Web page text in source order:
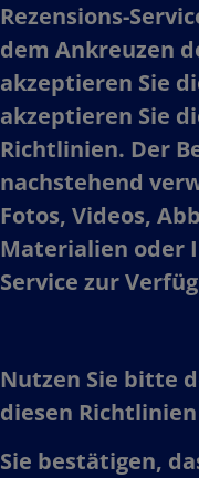
Rezensions-
dem Ankreuzen
akzeptieren Sie
akzeptieren Sie
Richtlinien. Der
nachstehend
Fotos, Videos,
Materialien oder
Service zur
Nutzen Sie bitte
diesen
​Sie bestätigen,